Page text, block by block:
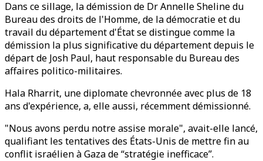
Dans ce sillage, la démission de Dr Annelle Sheline du
Bureau des droits de l'Homme, de la démocratie et du
travail du département d'État se distingue comme la
démission la plus significative du département depuis le
départ de Josh Paul, haut responsable du Bureau des
affaires politico-militaires.
Hala Rharrit, une diplomate chevronnée avec plus de 18
ans d'expérience, a, elle aussi, récemment démissionné.
"Nous avons perdu notre assise morale", avait-elle lancé,
qualifiant les tentatives des États-Unis de mettre fin au
conflit israélien à Gaza de “stratégie inefficace”.